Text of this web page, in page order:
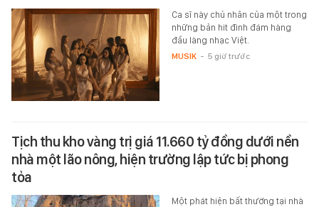
Ca sĩ này chủ nhân của một trong
những bản hit đình đám hàng
đầu làng nhạc Việt.
MUSIK - 5 giờ trước
Tịch thu kho vàng trị giá 11.660 tỷ đồng dưới nền
nhà một lão nông, hiện trường lập tức bị phong
tỏa
Một phát hiện bất thường tại nhà